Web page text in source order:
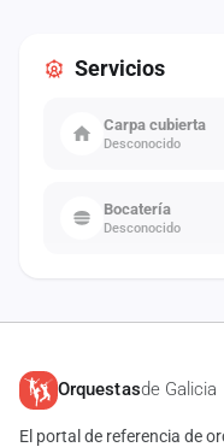
Servicios
Carpa cubierta
Desconocido
Bocatería
Desconocido
Orquestasde Galicia
El portal de referencia de